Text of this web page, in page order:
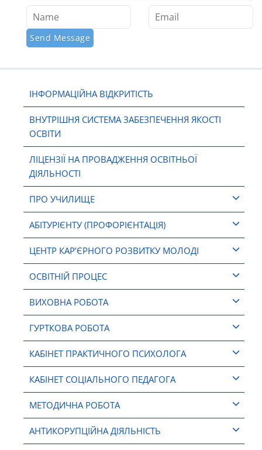
ІНФОРМАЦІЙНА ВІДКРИТІСТЬ
ВНУТРІШНЯ СИСТЕМА ЗАБЕЗПЕЧЕННЯ ЯКОСТІ
ОСВІТИ
ЛІЦЕНЗІЇ НА ПРОВАДЖЕННЯ ОСВІТНЬОЇ
ДІЯЛЬНОСТІ
ПРО УЧИЛИЩЕ
АБІТУРІЄНТУ (ПРОФОРІЄНТАЦІЯ)
ЦЕНТР КАР’ЄРНОГО РОЗВИТКУ МОЛОДІ
ОСВІТНІЙ ПРОЦЕС
ВИХОВНА РОБОТА
ГУРТКОВА РОБОТА
КАБІНЕТ ПРАКТИЧНОГО ПСИХОЛОГА
КАБІНЕТ СОЦІАЛЬНОГО ПЕДАГОГА
МЕТОДИЧНА РОБОТА
АНТИКОРУПЦІЙНА ДІЯЛЬНІСТЬ